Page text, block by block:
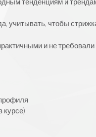
учитывать, чтобы
и не
курсе)